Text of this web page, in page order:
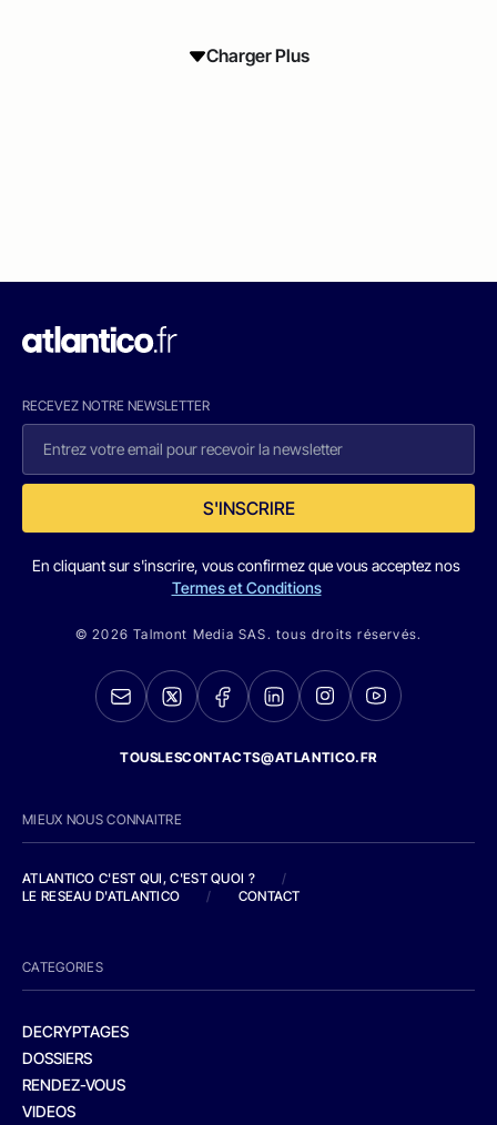
Charger Plus
RECEVEZ NOTRE NEWSLETTER
S'INSCRIRE
En cliquant sur s'inscrire, vous confirmez que vous acceptez nos
Termes et Conditions
© 2026 Talmont Media SAS. tous droits réservés.
TOUSLESCONTACTS@ATLANTICO.FR
MIEUX NOUS CONNAITRE
ATLANTICO C'EST QUI, C'EST QUOI ?
/
LE RESEAU D'ATLANTICO
/ CONTACT
CATEGORIES
DECRYPTAGES
DOSSIERS
RENDEZ-VOUS
VIDEOS